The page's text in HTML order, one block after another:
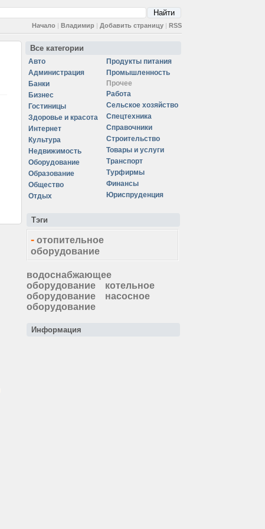
Начало | Владимир | Добавить страницу | RSS
Все категории
Авто
Администрация
Банки
Бизнес
Гостиницы
Здоровье и красота
Интернет
Культура
Недвижимость
Оборудование
Образование
Общество
Отдых
Продукты питания
Промышленность
Прочее
Работа
Сельское хозяйство
Спецтехника
Справочники
Строительство
Товары и услуги
Транспорт
Турфирмы
Финансы
Юриспруденция
Тэги
- отопительное
оборудование
водоснабжающее
оборудование
котельное
оборудование
насосное
оборудование
Информация